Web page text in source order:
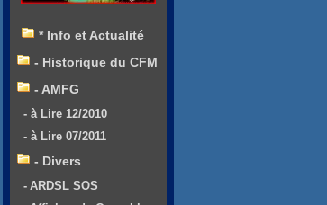
* Info et Actualité
- Historique du CFM
- AMFG
- à Lire 12/2010
- à Lire 07/2011
- Divers
- ARDSL SOS